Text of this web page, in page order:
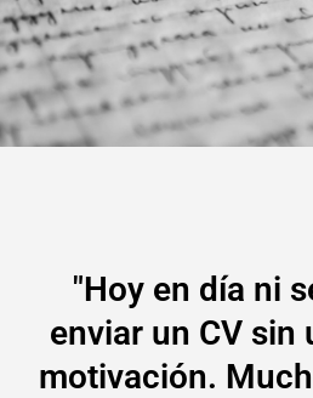
"Hoy en día ni
enviar un CV sin
motivación.